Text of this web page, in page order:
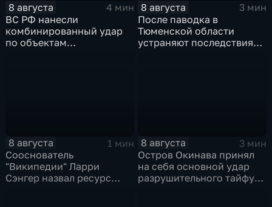
8 августа
4 мин
ВС РФ нанесли
комбинированный удар
по объектам
8 августа
3 мин
После паводка в
Тюменской области
устраняют последствия
8 августа
1 мин
Сооснователь
"Википедии" Ларри
Сэнгер назвал ресурс
8 августа
3 мин
Остров Окинава принял
на себя основной удар
разрушительного тайфуна